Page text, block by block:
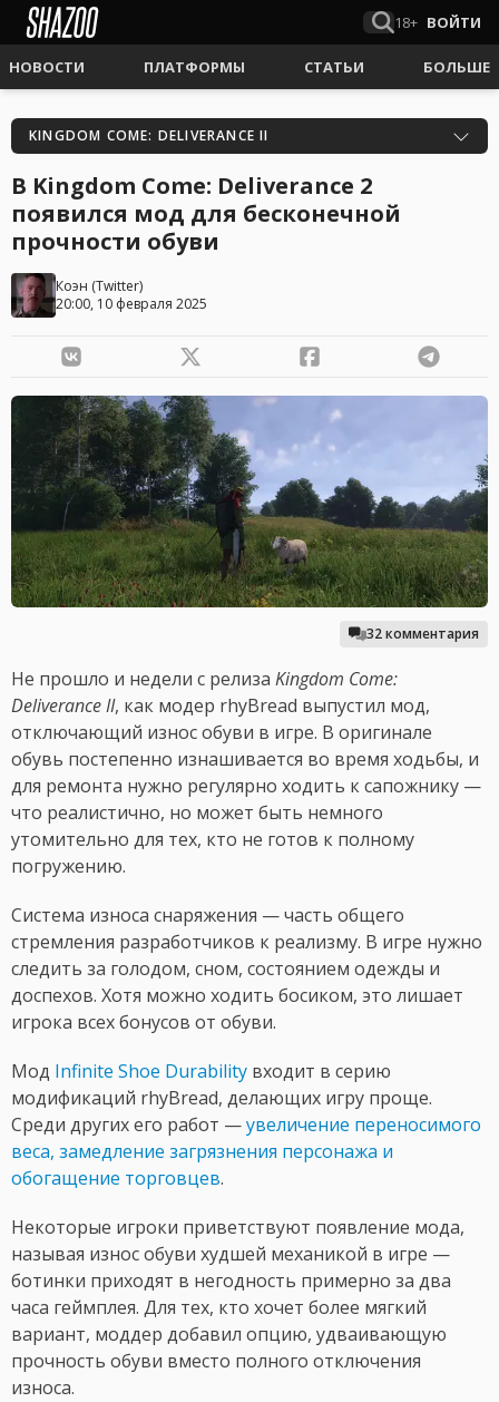
18+ ВОЙТИ
НОВОСТИ ПЛАТФОРМЫ СТАТЬИ БОЛЬШЕ
KINGDOM COME: DELIVERANCE II
В Kingdom Come: Deliverance 2
появился мод для бесконечной
прочности обуви
Коэн (Twitter)
20:00, 10 февраля 2025
32 комментария
Не прошло и недели с релиза Kingdom Come:
Deliverance II, как модер rhyBread выпустил мод,
отключающий износ обуви в игре. В оригинале
обувь постепенно изнашивается во время ходьбы, и
для ремонта нужно регулярно ходить к сапожнику —
что реалистично, но может быть немного
утомительно для тех, кто не готов к полному
погружению.
Система износа снаряжения — часть общего
стремления разработчиков к реализму. В игре нужно
следить за голодом, сном, состоянием одежды и
доспехов. Хотя можно ходить босиком, это лишает
игрока всех бонусов от обуви.
Мод Infinite Shoe Durability входит в серию
модификаций rhyBread, делающих игру проще.
Среди других его работ —увеличение переносимого
веса, замедление загрязнения персонажа и
обогащение торговцев.
Некоторые игроки приветствуют появление мода,
называя износ обуви худшей механикой в игре —
ботинки приходят в негодность примерно за два
часа геймплея. Для тех, кто хочет более мягкий
вариант, моддер добавил опцию, удваивающую
прочность обуви вместо полного отключения
износа.